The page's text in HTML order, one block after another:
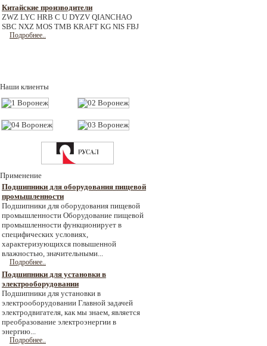
Китайские производители
ZWZ LYC HRB C U DYZV QIANCHAO
SBC NXZ MOS TMB KRAFT KG NIS FBJ
Подробнее..
Наши клиенты
Применение
Подшипники для оборудования пищевой
промышленности
Подшипники для оборудования пищевой
промышленности Оборудование пищевой
промышленности функционирует в
специфических условиях,
характеризующихся повышенной
влажностью, значительными...
Подробнее..
Подшипники для установки в
электрооборудовании
Подшипники для установки в
электрооборудовании Главной задачей
электродвигателя, как мы знаем, является
преобразование электроэнергии в
энергию...
Подробнее..